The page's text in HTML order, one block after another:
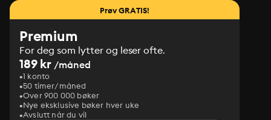
Prøv GRATIS!
Premium
For deg som lytter og leser ofte.
189 kr /måned
1 konto
50 timer/måned
Over 900 000 bøker
Nye eksklusive bøker hver uke
Avslutt når du vil